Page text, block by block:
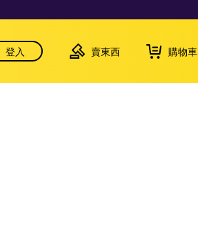
登入 賣東西 購物車